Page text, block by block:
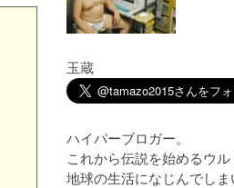
玉蔵
ハイパーブロガー。
これから伝説を始めるウル
地球の生活になじんでし